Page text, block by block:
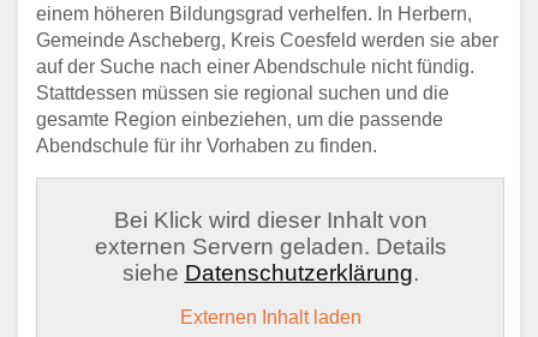
einem höheren Bildungsgrad verhelfen. In Herbern,
Gemeinde Ascheberg, Kreis Coesfeld werden sie aber
auf der Suche nach einer Abendschule nicht fündig.
Stattdessen müssen sie regional suchen und die
gesamte Region einbeziehen, um die passende
Abendschule für ihr Vorhaben zu finden.
Bei Klick wird dieser Inhalt von
externen Servern geladen. Details
siehe Datenschutzerklärung.
Externen Inhalt laden